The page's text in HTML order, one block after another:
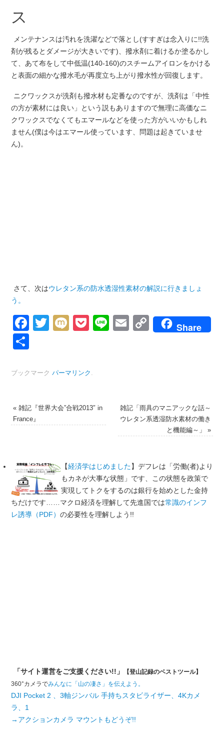
ス
メンテナンスは汚れを洗濯などで落とし(すすぎは念入りに!!洗
剤が残るとダメージが大きいです)、撥水剤に着けるか塗るかし
て、あて布をして中低温(140‐160)のスチームアイロンをかける
と表面の細かな撥水毛が再度立ち上がり撥水性が回復します。
ニクワックスが洗剤も撥水材も定番なのですが、洗剤は「中性
の方が素材には良い」という説もありますので無理に高価なニ
クワックスでなくてもエマールなどを使った方がいいかもしれ
ません(僕は今はエマール使っています、問題は起きていませ
ん)。
さて、次はウレタン系の防水透湿性素材の解説に行きましょ
う。
Facebook
Twitter
MixiPocket
LineEmailCopyShare
ブックマーク パーマリンク
«雑記『世界大会”合戦2013″ in
France』
雑記「雨具のマニアックな話～
ウレタン系透湿防水素材の働き
と機能編～」»
【経済学はじめました】デフレは「労働(者)より
もカネが大事な状態」です、この状態を政策で
実現してトクをするのは銀行を始めとした金持
ちだけです……マクロ経済を理解して先進国では常識のインフ
レ誘導（PDF） の必要性を理解しよう!!
「サイト運営をご支援ください!!」
【登山記録のベストツール】
360°カメラでみんなに「山の凄さ」を伝えよう。
DJI Pocket 2 、3軸ジンバル 手持ちスタビライザー、4Kカメ
ラ、1
→アクションカメラ マウントもどうぞ!!